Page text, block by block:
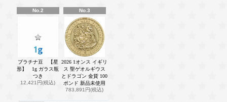
No.2
プラチナ豆 【星
形】 1g ガラス瓶
つき
12,421円(税込)
No.3
2026 1オンス イギリ
ス 聖ゲオルギウス
とドラゴン 金貨 100
ポンド 新品未使用
783,891円(税込)